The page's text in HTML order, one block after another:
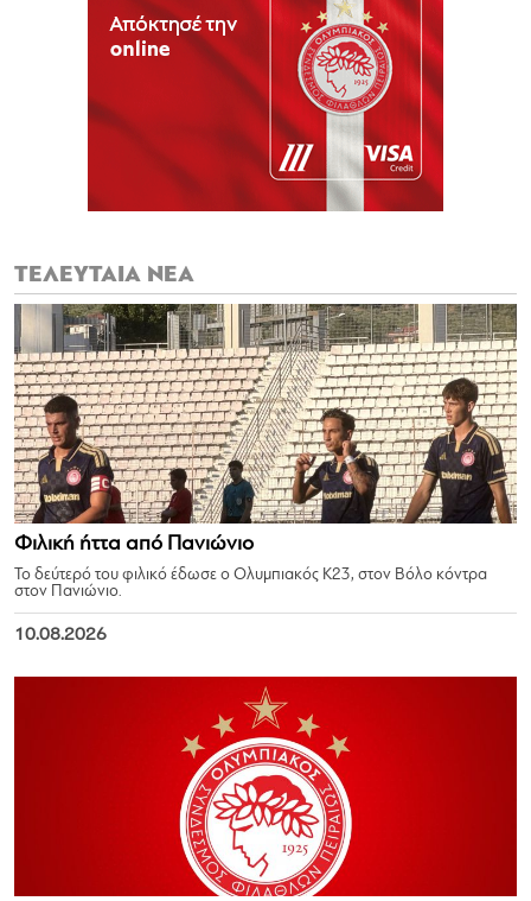
ΤΕΛΕΥΤΑΙΑ ΝΕΑ
Φιλική ήττα από Πανιώνιο
Το δεύτερό του φιλικό έδωσε ο Ολυμπιακός Κ23, στον Βόλο κόντρα
στον Πανιώνιο.
10.08.2026